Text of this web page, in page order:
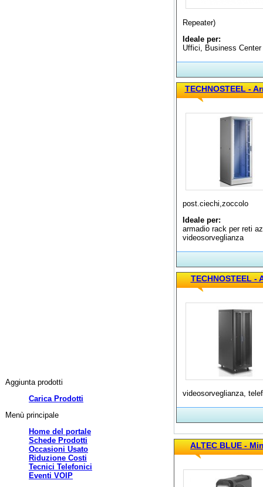
Aggiunta prodotti
Carica Prodotti
Menù principale
Home del portale
Schede Prodotti
Occasioni Usato
Riduzione Costi
Tecnici Telefonici
Eventi VOIP
Repeater)
Ideale per:
Uffici, Business Center
TECHNOSTEEL -
post.ciechi,zoccolo
Ideale per:
armadio rack per reti
videosorveglianza
TECHNOSTEEL -
videosorveglianza,
ALTEC BLUE -